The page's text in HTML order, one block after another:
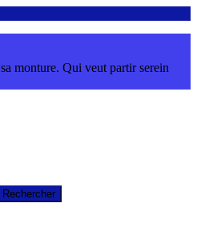
monture. Qui veut partir serein